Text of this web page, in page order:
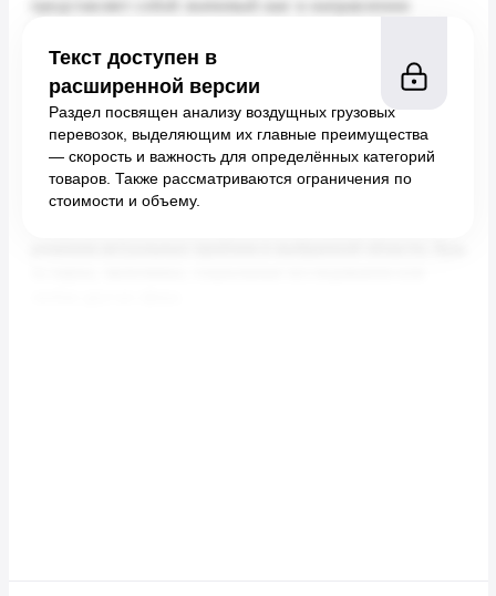
Текст доступен в
расширенной версии
Раздел посвящен анализу воздущных грузовых
перевозок, выделяющим их главные преимущества
— скорость и важность для определённых категорий
товаров. Также рассматриваются ограничения по
стоимости и объему.